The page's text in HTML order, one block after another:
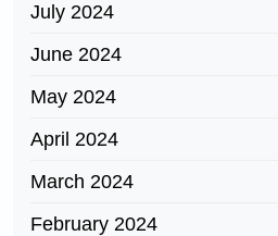
July 2024
June 2024
May 2024
April 2024
March 2024
February 2024